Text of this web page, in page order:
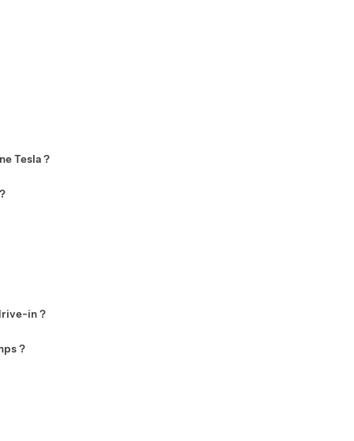
véhicule Tesla. Le Tesla Diner est
le petit-déjeuner, le déjeuner et le
Tesla ?
arrivée.
in ?
?
en drive-in. Cependant, vous